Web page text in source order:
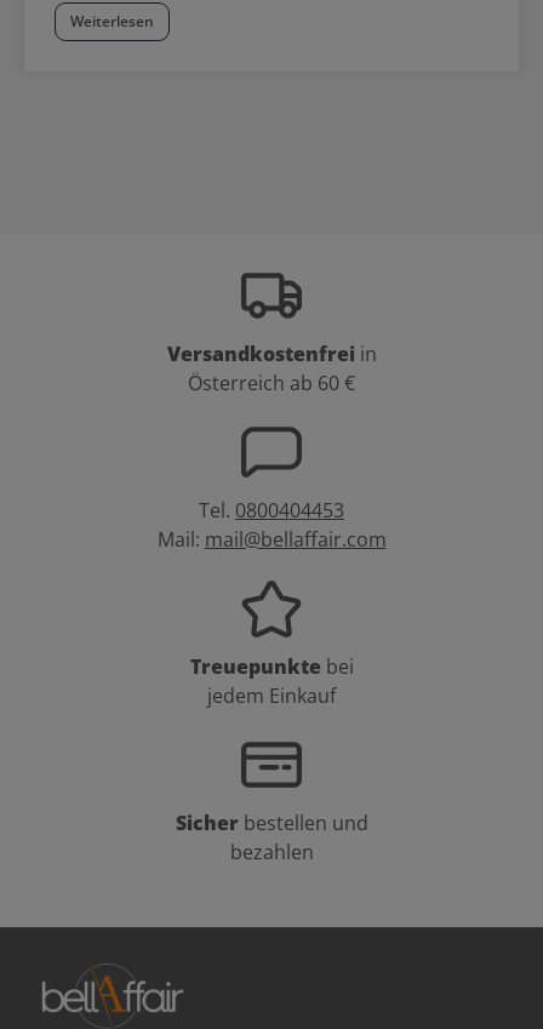
Weiterlesen
Versandkostenfrei in
Österreich ab 60 €
Tel. 0800404453
Mail: mail@bellaffair.com
Treuepunkte bei
jedem Einkauf
Sicher bestellen und
bezahlen